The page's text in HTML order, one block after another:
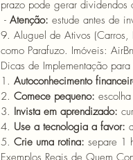
prazo pode gerar dividendos
- Atenção: estude antes de
9. Aluguel de Ativos (Carros,
como Parafuzo. Imóveis:
Dicas de Implementação
1. Autoconhecimento
2. Comece pequeno:
3. Invista em aprendizado:
4. Use a tecnologia a favor:
5. Crie uma rotina: separe 1